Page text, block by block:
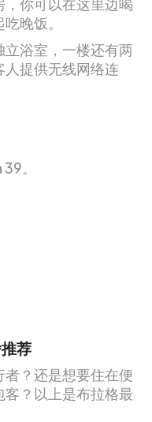
晚饭。
浴室，一楼还有两
提供无线网络连
。
荐
？还是想要住在便
？以上是布拉格最